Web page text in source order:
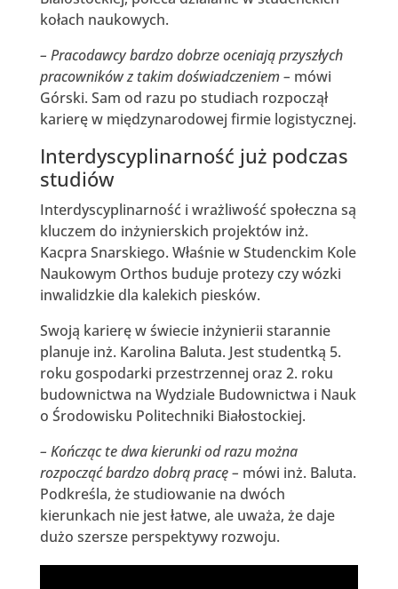
kołach naukowych.
– Pracodawcy bardzo dobrze oceniają przyszłych
pracowników z takim doświadczeniem – mówi
Górski. Sam od razu po studiach rozpoczął
karierę w międzynarodowej firmie logistycznej.
Interdyscyplinarność już podczas
studiów
Interdyscyplinarność i wrażliwość społeczna są
kluczem do inżynierskich projektów inż.
Kacpra Snarskiego. Właśnie w Studenckim Kole
Naukowym Orthos buduje protezy czy wózki
inwalidzkie dla kalekich piesków.
Swoją karierę w świecie inżynierii starannie
planuje inż. Karolina Baluta. Jest studentką 5.
roku gospodarki przestrzennej oraz 2. roku
budownictwa na Wydziale Budownictwa i Nauk
o Środowisku Politechniki Białostockiej.
– Kończąc te dwa kierunki od razu można
rozpocząć bardzo dobrą pracę – mówi inż. Baluta.
Podkreśla, że studiowanie na dwóch
kierunkach nie jest łatwe, ale uważa, że daje
dużo szersze perspektywy rozwoju.